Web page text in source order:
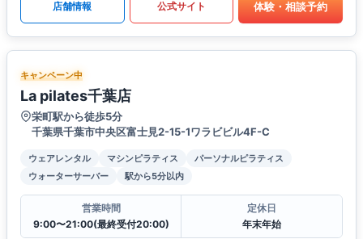
店舗情報 公式サイト 体験・相談予約
キャンペーン中
La pilates千葉店
栄町駅から徒歩5分
千葉県千葉市中央区富士見2-15-1ワラビビル4F-C
ウェアレンタル マシンピラティス
パーソナルピラティス
ウォーターサーバー
駅から5分以内
営業時間
9:00〜21:00(最終受付20:00)
定休日
年末年始